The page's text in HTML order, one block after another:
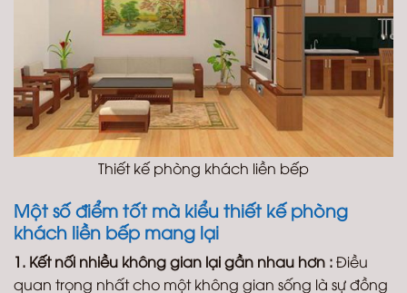
Thiết kế phòng khách liền bếp
Một số điểm tốt mà kiểu thiết kế phòng
khách liền bếp mang lại
1. Kết nối nhiều không gian lại gần nhau hơn :Điều
quan trọng nhất cho một không gian sống là sự đồng